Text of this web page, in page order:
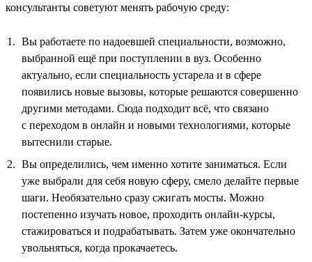
консультанты советуют менять рабочую среду:
Вы работаете по надоевшей специальности, возможно,
выбранной ещё при поступлении в вуз. Особенно
актуально, если специальность устарела и в сфере
появились новые вызовы, которые решаются совершенно
другими методами. Сюда подходит всё, что связано
с переходом в онлайн и новыми технологиями, которые
вытеснили старые.
Вы определились, чем именно хотите заниматься. Если
уже выбрали для себя новую сферу, смело делайте первые
шаги. Необязательно сразу сжигать мосты. Можно
постепенно изучать новое, проходить онлайн-курсы,
стажироваться и подрабатывать. Затем уже окончательно
увольняться, когда прокачаетесь.